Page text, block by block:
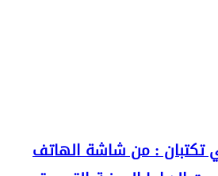
تكتبان : من شاشة الهاتف